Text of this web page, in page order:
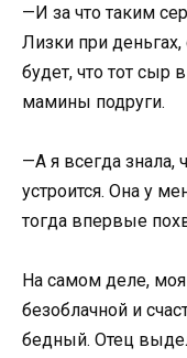
—И за что таким
Лизки при
будет, что тот сыр
мамины подруги.
—А я всегда
устроится. Она у
тогда впервые
На самом деле, моя
безоблачной и
бедный. Отец